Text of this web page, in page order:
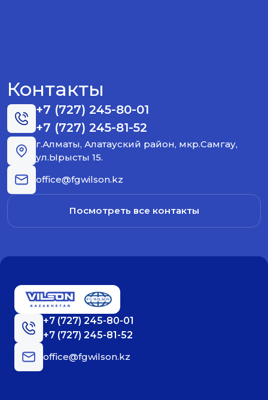
Контакты
+7 (727) 245-80-01
+7 (727) 245-81-52
г.Алматы, Алатауский район, мкр.Самгау,
ул.Ырысты 15.
office@fgwilson.kz
Посмотреть все контакты
+7 (727) 245-80-01
+7 (727) 245-81-52
office@fgwilson.kz